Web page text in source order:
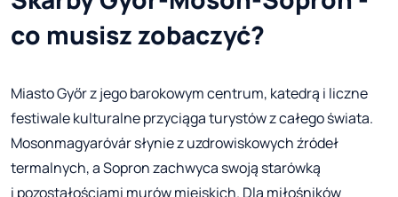
co musisz zobaczyć?
Miasto Győr z jego barokowym centrum, katedrą i liczne
festiwale kulturalne przyciąga turystów z całego świata.
Mosonmagyaróvár słynie z uzdrowiskowych źródeł
termalnych, a Sopron zachwyca swoją starówką
i pozostałościami murów miejskich. Dla miłośników